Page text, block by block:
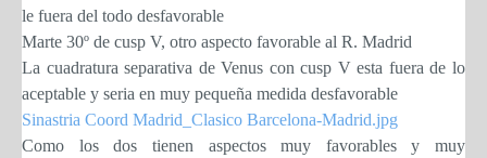
le fuera del todo desfavorable
Marte 30º de cusp V, otro aspecto favorable al R. Madrid
La cuadratura separativa de Venus con cusp V esta fuera de lo
aceptable y seria en muy pequeña medida desfavorable
Sinastria Coord Madrid_Clasico Barcelona-Madrid.jpg
Como los dos tienen aspectos muy favorables y muy